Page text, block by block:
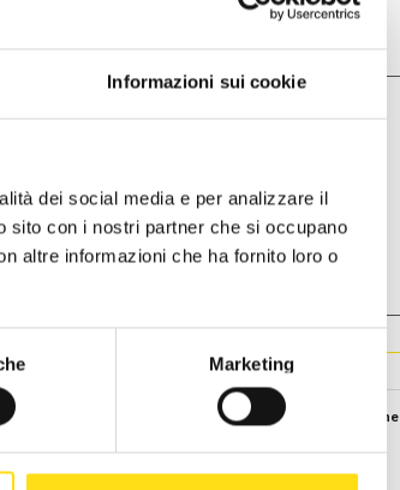
Informazioni sui cookie
dei social media e per analizzare il
sito con i nostri partner che si occupano
altre informazioni che ha fornito loro o
Marketing
2016 del 27 aprile 2016 relativo alla protezione delle persone